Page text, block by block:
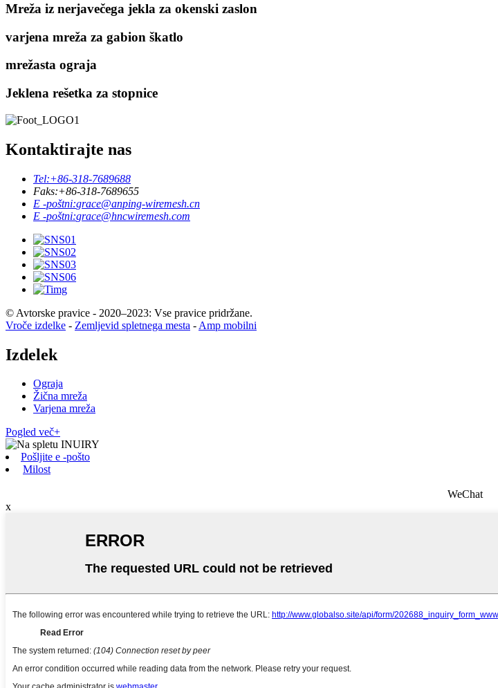
Mreža iz nerjavečega jekla za okenski zaslon
varjena mreža za gabion škatlo
mrežasta ograja
Jeklena rešetka za stopnice
Kontaktirajte nas
Tel:+86-318-7689688
Faks:+86-318-7689655
E -poštni:grace@anping-wiremesh.cn
E -poštni:grace@hncwiremesh.com
© Avtorske pravice - 2020–2023: Vse pravice pridržane.
Vroče izdelke - Zemljevid spletnega mesta - Amp mobilni
Izdelek
Ograja
Žična mreža
Varjena mreža
Pogled več+
Pošljite e -pošto
Milost
WeChat
x